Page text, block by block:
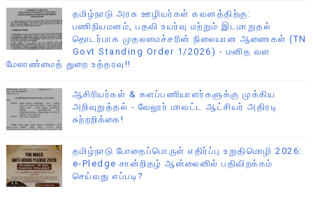
தமிழ்நாடு அரசு ஊழியர்கள் கவனத்திற்கு:
பணிநியமனம், பதவி உயர்வு மற்றும் இடமாறுதல்
தொடர்பாக முதலமைச்சரின் நிலையான ஆணைகள் (TN
Govt Standing Order 1/2026) - மனித வள
மேலாண்மைத் துறை உத்தரவு!!
ஆசிரியர்கள் & களப்பணியாளர்களுக்கு முக்கிய
அறிவுறுத்தல் - வேலூர் மாவட்ட ஆட்சியர் அதிரடி
சுற்றறிக்கை!
தமிழ்நாடு போதைப்பொருள் எதிர்ப்பு உறுதிமொழி 2026:
e-Pledge சான்றிதழ் ஆன்லைனில் பதிவிறக்கம்
செய்வது எப்படி?